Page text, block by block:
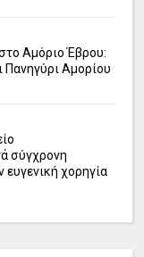
Αμόριο Έβρου:
Πανηγύρι Αμορίου
σύγχρονη
χορηγία